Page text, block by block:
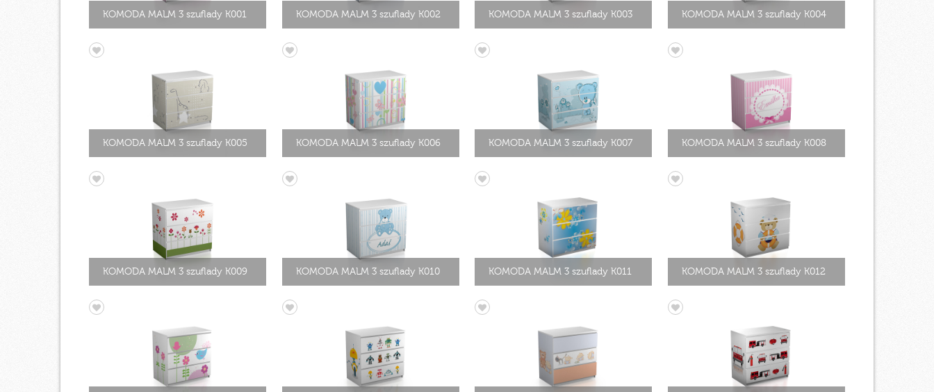
KOMODA MALM 3 szuflady K001 KOMODA MALM 3 szuflady K002 KOMODA MALM 3 szuflady K003 KOMODA MALM 3 szuflady K004
KOMODA MALM 3 szuflady K005 KOMODA MALM 3 szuflady K006 KOMODA MALM 3 szuflady K007 KOMODA MALM 3 szuflady K008
KOMODA MALM 3 szuflady K009 KOMODA MALM 3 szuflady K010 KOMODA MALM 3 szuflady K011 KOMODA MALM 3 szuflady K012